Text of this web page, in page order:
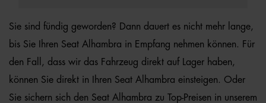
Sie sind fündig geworden? Dann dauert es nicht mehr lange,
bis Sie Ihren Seat Alhambra in Empfang nehmen können. Für
den Fall, dass wir das Fahrzeug direkt auf Lager haben,
können Sie direkt in Ihren Seat Alhambra einsteigen. Oder
Sie sichern sich den Seat Alhambra zu Top-Preisen in unserem